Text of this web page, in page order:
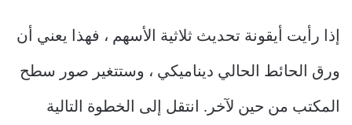
إذا رأيت أيقونة تحديث ثلاثية الأسهم ، فهذا يعني أن
ورق الحائط الحالي ديناميكي ، وستتغير صور سطح
المكتب من حين لآخر. انتقل إلى الخطوة التالية